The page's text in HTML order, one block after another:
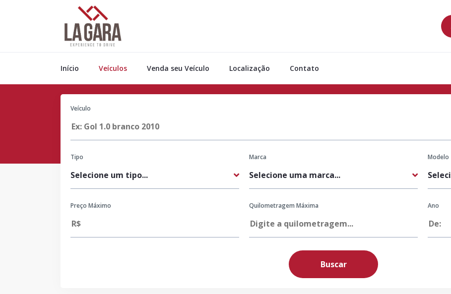
Início Veículos Venda seu Veículo Localização Contato
Veículo
Tipo Marca Modelo
Preço Máximo Quilometragem Máxima Ano
Buscar